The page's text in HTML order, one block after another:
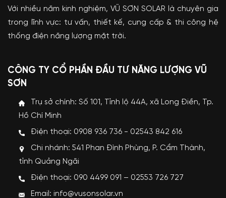
Với nhiều năm kinh nghiệm, VŨ SƠN SOLAR là chuyên gia
trong lĩnh vực: tư vấn, thiết kế, cung cấp & thi công hệ
thống điện năng lượng mặt trời.
CÔNG TY CỔ PHẦN ĐẦU TƯ NĂNG LƯỢNG VŨ
SƠN
Trụ sở chính: Số 101, Tỉnh lộ 44A, xã Long Điền, Tp.
Hồ Chí Minh
Điện thoại: 0908 936 736 - 02543 842 616
Chi nhánh: 541 Phan Đình Phùng, P. Cẩm Thành,
tỉnh Quảng Ngãi
Điện thoại: 090 4499 091 – 02553 726 727
Email: info@vusonsolar.vn